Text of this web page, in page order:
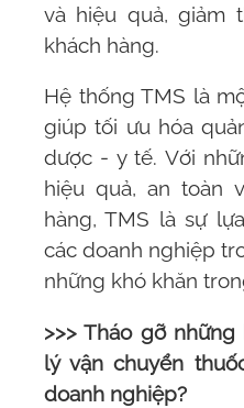
và hiệu quả, giảm
khách hàng.
Hệ thống TMS là
giúp tối ưu hóa
dược - y tế. Với
hiệu quả, an toàn
hàng,TMS là sự
các doanh nghiệp
những khó khăn
>>> Tháo gỡ
lý vận chuyển
doanh nghiệp?